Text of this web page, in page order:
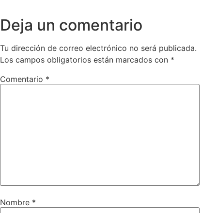
Deja un comentario
Tu dirección de correo electrónico no será publicada.
Los campos obligatorios están marcados con *
Comentario *
Nombre *